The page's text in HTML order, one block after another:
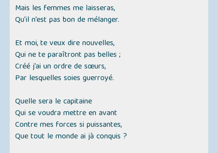
Mais les femmes me laisseras,
Qu’il n’est pas bon de mélanger.
Et moi, te veux dire nouvelles,
Qui ne te paraîtront pas belles ;
Créé j’ai un ordre de sœurs,
Par lesquelles soies guerroyé.
Quelle sera le capitaine
Qui se voudra mettre en avant
Contre mes forces si puissantes,
Que tout le monde ai jà conquis ?